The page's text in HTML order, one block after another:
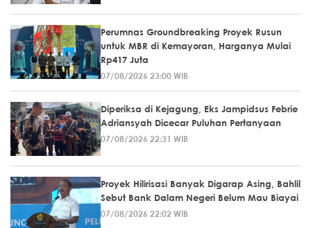
Perumnas Groundbreaking Proyek Rusun
untuk MBR di Kemayoran, Harganya Mulai
Rp417 Juta
07/08/2026 23:00 WIB
Diperiksa di Kejagung, Eks Jampidsus Febrie
Adriansyah Dicecar Puluhan Pertanyaan
07/08/2026 22:31 WIB
Proyek Hilirisasi Banyak Digarap Asing, Bahlil
Sebut Bank Dalam Negeri Belum Mau Biayai
07/08/2026 22:02 WIB